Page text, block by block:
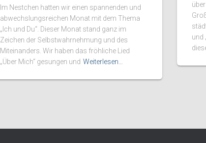
Im Nestchen hatten wir einen spannenden und
abwechslungsreichen Monat mit dem Thema
„Ich und Du“. Dieser Monat stand ganz im
Zeichen der Selbstwahrnehmung und des
Miteinanders. Wir haben das fröhliche Lied
„Über Mich“ gesungen und Weiterlesen…
und